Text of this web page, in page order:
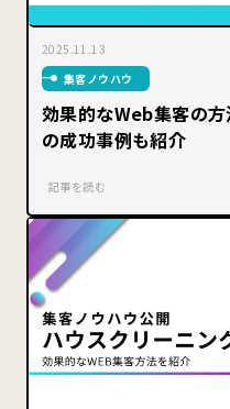
2025.11.13
集客ノウハウ
効果的なWeb集客の
の成功事例も紹介
記事を読む